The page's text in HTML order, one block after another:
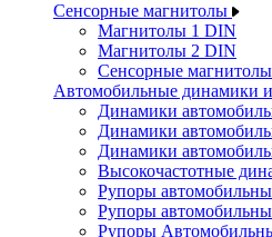
Сенсорные магнитолы
Магнитолы 1 DIN
Магнитолы 2 DIN
Сенсорные магнитолы
Автомобильные динамики
Динамики
Динамики
Динамики
Высокочастотные
Рупоры
Рупоры
Рупоры